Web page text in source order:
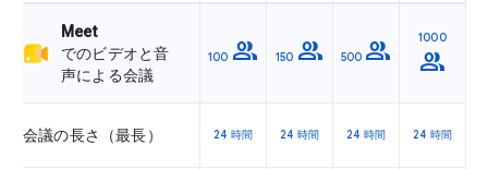
Meet
でのビデオと音
声による会議
100 group 150 group 500 group 1000
group
会議の長さ（最長） 24 時間 24 時間 24 時間 24 時間